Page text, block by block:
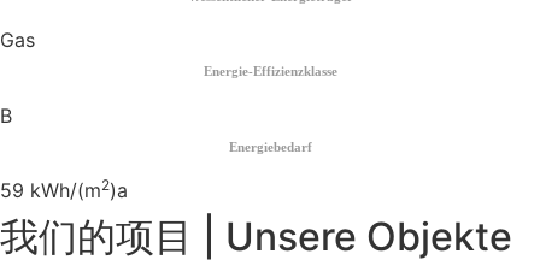
Gas
Energie-Effizienzklasse
B
Energiebedarf
59 kWh/(m2)a
我们的项目 | Unsere Objekte